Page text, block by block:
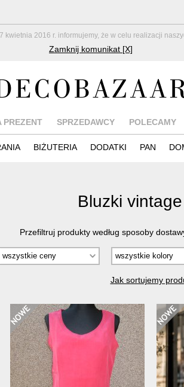
2016 r. informujemy, że w celu realizacji
Zamknij komunikat [X]
PREZENT SPRZEDAWCY POLECAMY
BIŻUTERIA DODATKI PAN
Bluzki vintage
Przefiltruj produkty według sposoby
Jak sortujemy